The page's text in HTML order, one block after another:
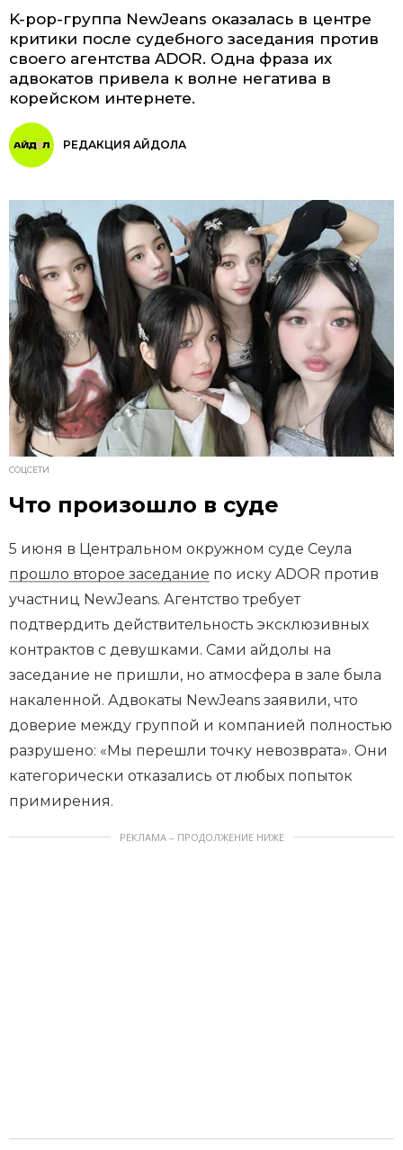
K-pop-группа NewJeans оказалась в центре
критики после судебного заседания против
своего агентства ADOR. Одна фраза их
адвокатов привела к волне негатива в
корейском интернете.
РЕДАКЦИЯ АЙДОЛА
СОЦСЕТИ
Что произошло в суде
5 июня в Центральном окружном суде Сеула
прошло второе заседание по иску ADOR против
участниц NewJeans. Агентство требует
подтвердить действительность эксклюзивных
контрактов с девушками. Сами айдолы на
заседание не пришли, но атмосфера в зале была
накаленной. Адвокаты NewJeans заявили, что
доверие между группой и компанией полностью
разрушено: «Мы перешли точку невозврата». Они
категорически отказались от любых попыток
примирения.
РЕКЛАМА – ПРОДОЛЖЕНИЕ НИЖЕ